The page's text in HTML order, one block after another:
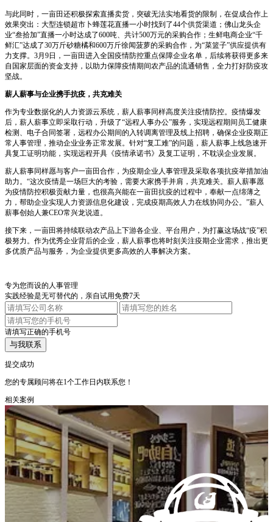
与此同时，一亩田还积极探索直播卖货，突破无法实地看货的限制，在促成合作上
效果突出：大型连锁超市卜蜂莲花直播一小时找到了44个供货渠道；佛山龙头企
业“叁拾加”直播一小时达成了600吨、共计500万元的采购合作；生鲜电商企业“千
鲜汇”达成了30万斤砂糖橘和600万斤徐闻菠萝的采购合作，为“菜篮子”供应提供有
力支撑。3月9日，一亩田进入全国疫情防控重点保障企业名单，后续将获得更多来
自国家层面的资金支持，以助力保障疫情期间农产品的流通销售，全力打好防疫攻
坚战。
薪人薪事与企业携手抗疫，共克难关
作为专业数据化的人力资源云系统，薪人薪事同样高度关注疫情防控。疫情爆发
后，薪人薪事立即采取行动，升级了“远程人事办公”服务，实现远程期间员工健康
检测、电子合同签署，远程办公期间的入转调离管理及线上招聘，确保企业疫期正
常人事管理，推动企业业务正常发展。针对“复工难”的问题，薪人薪事上线急速开
具复工证明功能，实现远程开具《疫情承诺书》及复工证明，不耽误企业发展。
薪人薪事同样愿与客户一亩田合作，为疫期企业人事管理及采取各项抗疫举措加油
助力。“这次疫情是一场巨大的考验，需要大家携手并肩，共克难关。薪人薪事愿
为疫情防控积极贡献力量，也很高兴能在一亩田抗疫的过程中，奉献一点绵薄之
力，帮助企业实现人力资源信息化建设，完成疫期高效人力在线协同办公。”薪人
薪事创始人兼CEO常兴龙说道。
接下来，一亩田将持续联动农产品上下游各企业、平台用户，为打赢这场战“疫”积
极努力。作为优秀企业背后的企业，薪人薪事也将时刻关注疫期企业需求，推出更
多优质产品与服务，为企业提供更多高效的人事解决方案。
专为您而设的人事管理
实践经验是无可替代的，亲自试用免费7天
请填写正确的手机号
与我联系
提交成功
您的专属顾问将在1个工作日内联系您！
相关案例